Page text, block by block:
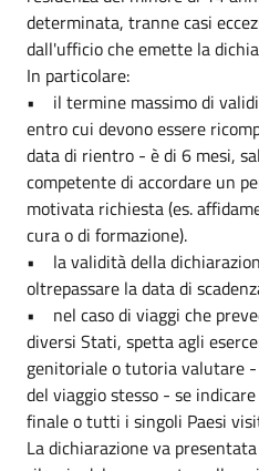
determinata, tranne casi
dall'ufficio che emette la
In particolare:
• il termine massimo di
entro cui devono essere
data di rientro - è di 6 mesi,
competente di accordare un
motivata richiesta (es.
cura o di formazione).
• la validità della
oltrepassare la data di
• nel caso di viaggi che
diversi Stati, spetta agli
genitoriale o tutoria valutare
del viaggio stesso - se
finale o tutti i singoli Paesi
La dichiarazione va